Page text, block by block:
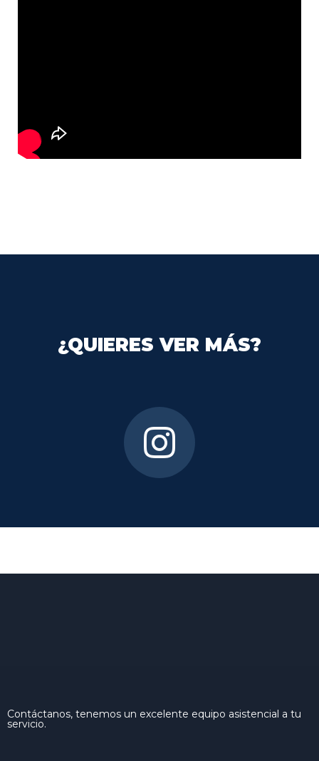
¿QUIERES VER MÁS?
Contáctanos, tenemos un excelente equipo asistencial a tu
servicio.